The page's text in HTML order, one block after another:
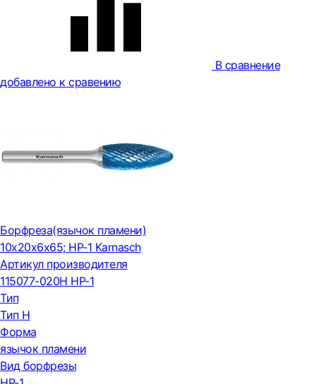
В сравнение
добавлено к сравению
Борфреза(язычок пламени)
10x20x6x65; HP-1 Karnasch
Артикул производителя
115077-020H HP-1
Тип
Тип H
Форма
язычок пламени
Вид борфрезы